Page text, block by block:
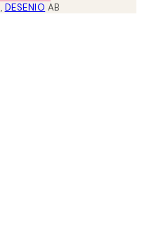
, DESENIO AB